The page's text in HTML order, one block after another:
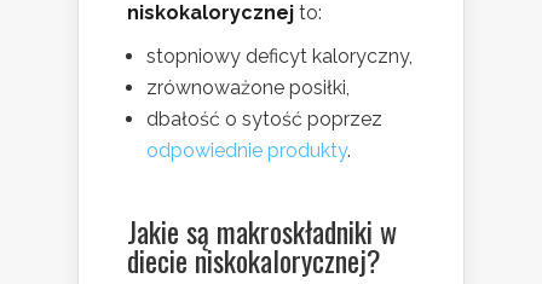
niskokalorycznej to:
stopniowy deficyt kaloryczny,
zrównoważone posiłki,
dbałość o sytość poprzez
odpowiednie produkty.
Jakie są makroskładniki w
diecie niskokalorycznej?